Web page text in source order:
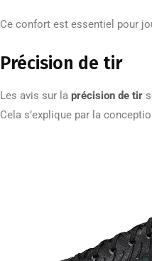
Ce confort est essentiel pour
Précision de tir
Les avis sur la précision de tir
Cela s’explique par la